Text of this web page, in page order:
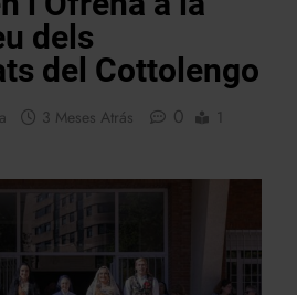
dels
del Cottolengo
3 Meses Atrás 0
1